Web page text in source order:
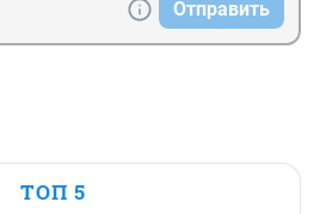
Отправить
ТОП 5